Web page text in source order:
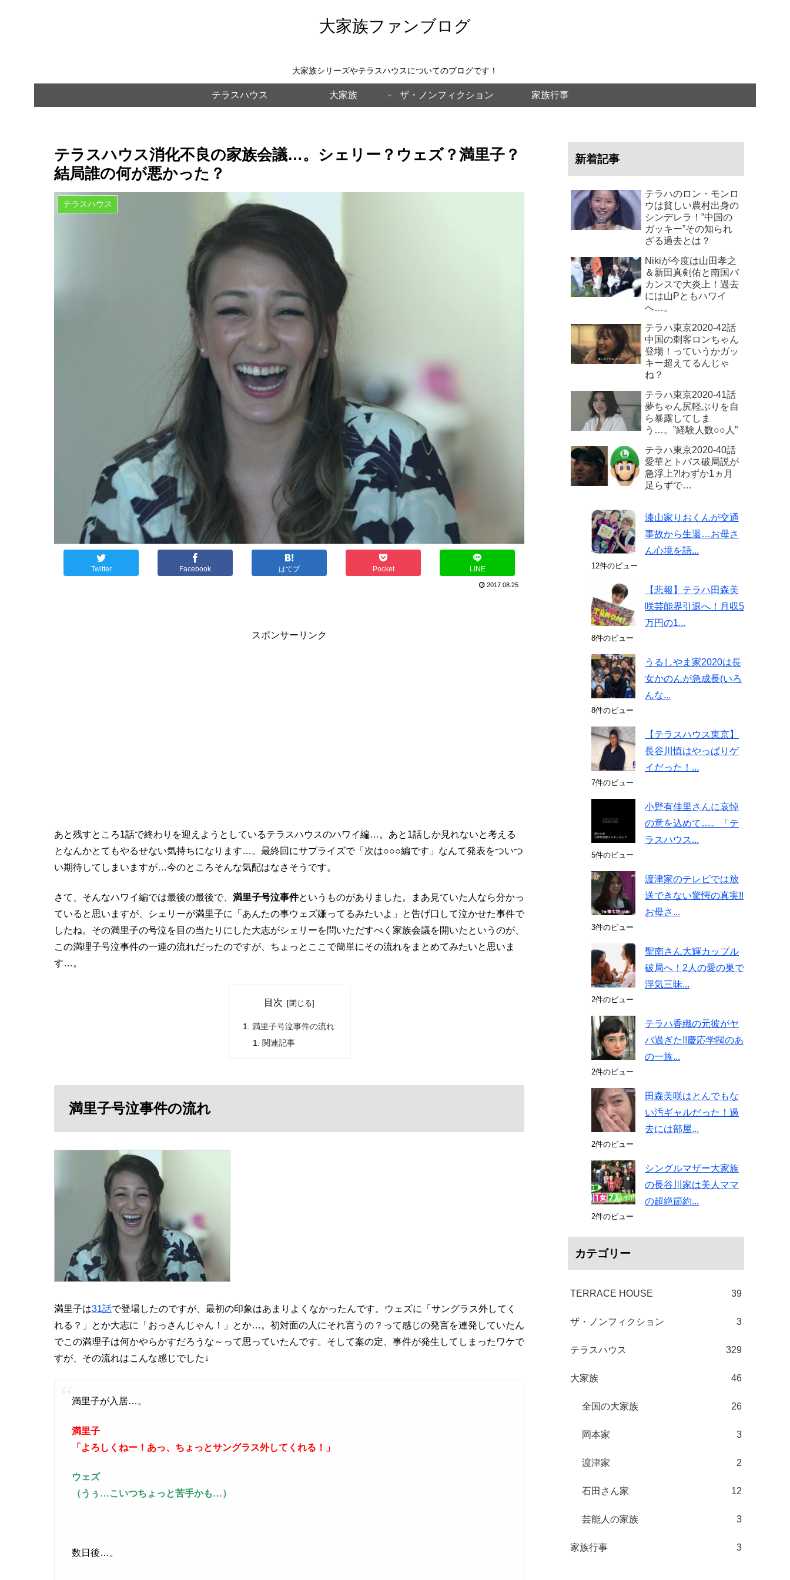
大家族ファンブログ
大家族シリーズやテラスハウスについてのブログです！
テラスハウス 大家族 ザ・ノンフィクション 家族行事
テラスハウス消化不良の家族会議…。シェリー？ウェズ？満里子？
結局誰の何が悪かった？
テラスハウス
Twitter Facebook はてブ Pocket LINE
2017.08.25
スポンサーリンク
あと残すところ1話で終わりを迎えようとしているテラスハウスのハワイ編…。あと1話しか見れないと考える
となんかとてもやるせない気持ちになります…。最終回にサプライズで「次は○○○編です」なんて発表をついつ
い期待してしまいますが…今のところそんな気配はなさそうです。
さて、そんなハワイ編では最後の最後で、 満里子号泣事件というものがありました。まあ見ていた人なら分かっ
ていると思いますが、シェリーが満里子に「あんたの事ウェズ嫌ってるみたいよ」と告げ口して泣かせた事件で
したね。その満里子の号泣を目の当たりにした大志がシェリーを問いただすべく家族会議を開いたというのが、
この満理子号泣事件の一連の流れだったのですが、ちょっとここで簡単にその流れをまとめてみたいと思いま
す…。
目次
満里子号泣事件の流れ
関連記事
満里子号泣事件の流れ
満里子は31話で登場したのですが、最初の印象はあまりよくなかったんです。ウェズに「サングラス外してく
れる？」とか大志に「おっさんじゃん！」とか…。初対面の人にそれ言うの？って感じの発言を連発していたん
でこの満理子は何かやらかすだろうな～って思っていたんです。そして案の定、事件が発生してしまったワケで
すが、その流れはこんな感じでした↓
満里子が入居…。
満里子
「よろしくねー！あっ、ちょっとサングラス外してくれる！」
ウェズ
（うぅ…こいつちょっと苦手かも…）
数日後…。
新着記事
テラハのロン・モンロ
ウは貧しい農村出身の
シンデレラ！”中国の
ガッキー”その知られ
ざる過去とは？
Nikiが今度は山田孝之
＆新田真剣佑と南国バ
カンスで大炎上！過去
には山Pともハワイ
へ…。
テラハ東京2020‐42話
中国の刺客ロンちゃん
登場！っていうかガッ
キー超えてるんじゃ
ね？
テラハ東京2020-41話
夢ちゃん尻軽ぶりを自
ら暴露してしま
う…。”経験人数○○人”
テラハ東京2020‐40話
愛華とトパス破局説が
急浮上?!わずか1ヵ月
足らずで…
漆山家りおくんが交通
事故から生還…お母さ
ん心境を語...
12件のビュー
【悲報】テラハ田森美
咲芸能界引退へ！月収5
万円の1...
8件のビュー
うるしやま家2020は長
女かのんが急成長(いろ
んな...
8件のビュー
【テラスハウス東京】
長谷川慎はやっぱりゲ
イだった！...
7件のビュー
小野有佳里さんに哀悼
の意を込めて…。「テ
ラスハウス...
5件のビュー
渡津家のテレビでは放
送できない驚愕の真実!!
お母さ...
3件のビュー
聖南さん大輝カップル
破局へ！2人の愛の巣で
浮気三昧...
2件のビュー
テラハ香織の元彼がヤ
バ過ぎた!!慶応学閥のあ
の一族...
2件のビュー
田森美咲はとんでもな
い汚ギャルだった！過
去には部屋...
2件のビュー
シングルマザー大家族
の長谷川家は美人ママ
の超絶節約...
2件のビュー
カテゴリー
TERRACE HOUSE 39
ザ・ノンフィクション 3
テラスハウス 329
大家族 46
全国の大家族 26
岡本家 3
渡津家 2
石田さん家 12
芸能人の家族 3
家族行事 3